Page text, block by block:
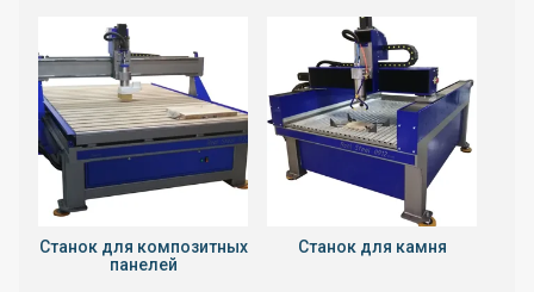
Станок для композитных
панелей
Станок для камня